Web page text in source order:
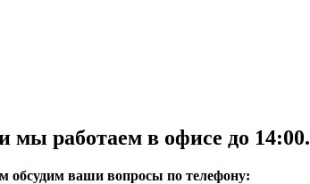
мы работаем в офисе до 14:00.
обсудим ваши вопросы по телефону: